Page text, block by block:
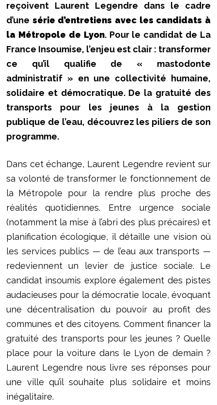
reçoivent Laurent Legendre dans le cadre
d’une série d’entretiens avec les candidats à
la Métropole de Lyon. Pour le candidat de La
France Insoumise, l’enjeu est clair : transformer
ce qu’il qualifie de « mastodonte
administratif » en une collectivité humaine,
solidaire et démocratique. De la gratuité des
transports pour les jeunes à la gestion
publique de l’eau, découvrez les piliers de son
programme.
Dans cet échange, Laurent Legendre revient sur
sa volonté de transformer le fonctionnement de
la Métropole pour la rendre plus proche des
réalités quotidiennes. Entre urgence sociale
(notamment la mise à l’abri des plus précaires) et
planification écologique, il détaille une vision où
les services publics — de l’eau aux transports —
redeviennent un levier de justice sociale. Le
candidat insoumis explore également des pistes
audacieuses pour la démocratie locale, évoquant
une décentralisation du pouvoir au profit des
communes et des citoyens. Comment financer la
gratuité des transports pour les jeunes ? Quelle
place pour la voiture dans le Lyon de demain ?
Laurent Legendre nous livre ses réponses pour
une ville qu’il souhaite plus solidaire et moins
inégalitaire.